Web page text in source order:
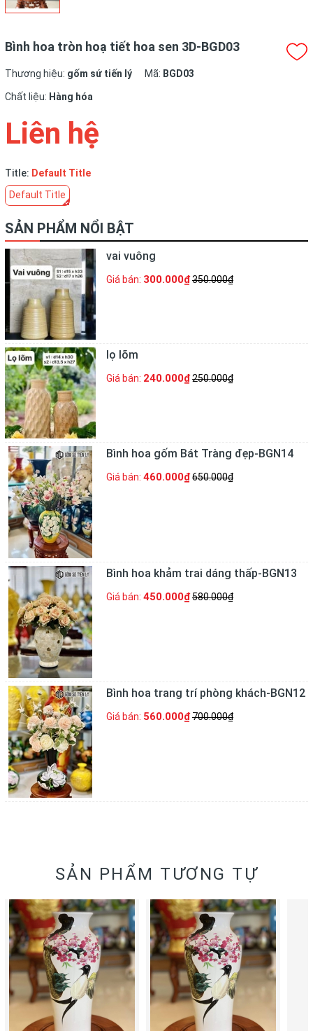
Bình hoa tròn hoạ tiết hoa sen 3D-BGD03
Thương hiệu: gốm sứ tiến lý Mã: BGD03
Chất liệu: Hàng hóa
Liên hệ
Title: Default Title
Default Title
SẢN PHẨM NỔI BẬT
vai vuông
Giá bán: 300.000₫350.000₫
lọ lõm
Giá bán: 240.000₫250.000₫
Bình hoa gốm Bát Tràng đẹp-BGN14
Giá bán: 460.000₫650.000₫
Bình hoa khảm trai dáng thấp-BGN13
Giá bán: 450.000₫580.000₫
Bình hoa trang trí phòng khách-BGN12
Giá bán: 560.000₫700.000₫
SẢN PHẨM TƯƠNG TỰ